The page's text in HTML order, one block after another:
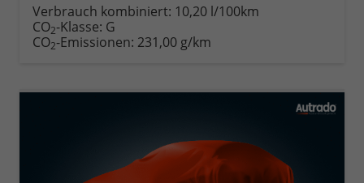
Verbrauch kombiniert: 10,20 l/100km
CO2-Klasse: G
CO2-Emissionen: 231,00 g/km